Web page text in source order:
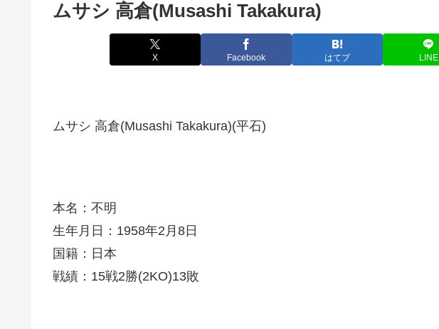
ムサシ 高倉(Musashi Takakura)
X Facebook はてブ LINE
ムサシ 高倉(Musashi Takakura)(平石)
本名：不明
生年月日：1958年2月8日
国籍：日本
戦績：15戦2勝(2KO)13敗